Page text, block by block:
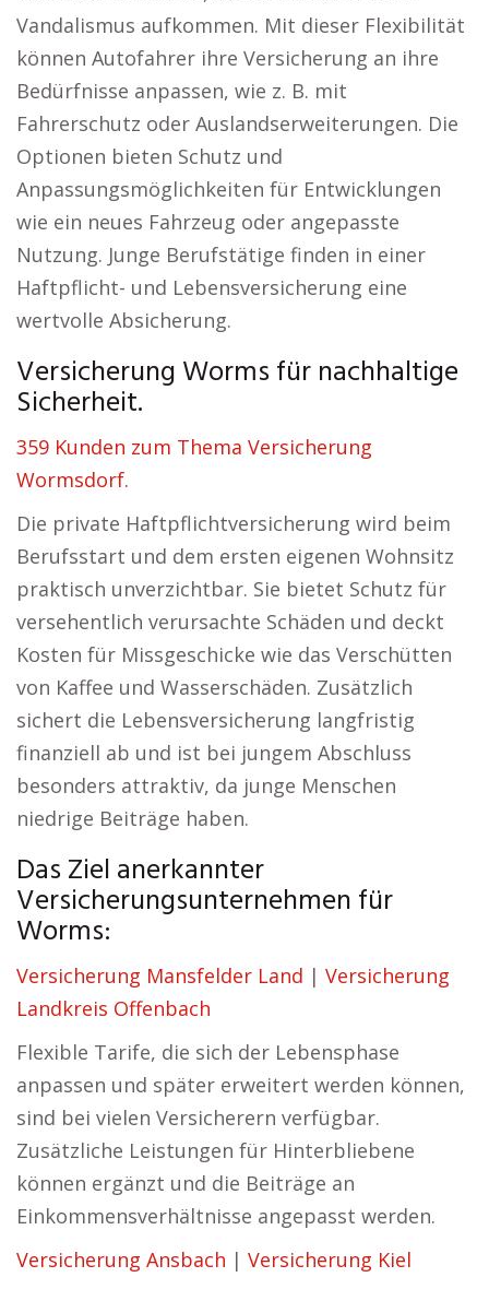
Vandalismus aufkommen. Mit dieser Flexibilität
können Autofahrer ihre Versicherung an ihre
Bedürfnisse anpassen, wie z. B. mit
Fahrerschutz oder Auslandserweiterungen. Die
Optionen bieten Schutz und
Anpassungsmöglichkeiten für Entwicklungen
wie ein neues Fahrzeug oder angepasste
Nutzung. Junge Berufstätige finden in einer
Haftpflicht- und Lebensversicherung eine
wertvolle Absicherung.
Versicherung Worms für nachhaltige
Sicherheit.
359 Kunden zum Thema Versicherung
Wormsdorf.
Die private Haftpflichtversicherung wird beim
Berufsstart und dem ersten eigenen Wohnsitz
praktisch unverzichtbar. Sie bietet Schutz für
versehentlich verursachte Schäden und deckt
Kosten für Missgeschicke wie das Verschütten
von Kaffee und Wasserschäden. Zusätzlich
sichert die Lebensversicherung langfristig
finanziell ab und ist bei jungem Abschluss
besonders attraktiv, da junge Menschen
niedrige Beiträge haben.
Das Ziel anerkannter
Versicherungsunternehmen für
Worms:
Versicherung Mansfelder Land | Versicherung
Landkreis Offenbach
Flexible Tarife, die sich der Lebensphase
anpassen und später erweitert werden können,
sind bei vielen Versicherern verfügbar.
Zusätzliche Leistungen für Hinterbliebene
können ergänzt und die Beiträge an
Einkommensverhältnisse angepasst werden.
Versicherung Ansbach | Versicherung Kiel